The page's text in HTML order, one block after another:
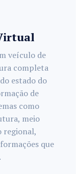
veículo de
completa
estado do
de
como
meio
regional,
que